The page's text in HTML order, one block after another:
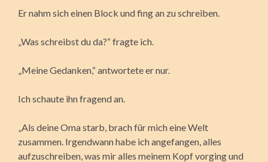
Er nahm sich einen Block und fing an zu schreiben.
„Was schreibst du da?“ fragte ich.
„Meine Gedanken,“ antwortete er nur.
Ich schaute ihn fragend an.
„Als deine Oma starb, brach für mich eine Welt
zusammen. Irgendwann habe ich angefangen, alles
aufzuschreiben, was mir alles meinem Kopf vorging und